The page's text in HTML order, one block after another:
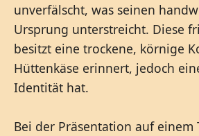
unverfälscht, was seinen
Ursprung unterstreicht. Diese
besitzt eine trockene, körnige
Hüttenkäse erinnert, jedoch
Identität hat.
Bei der Präsentation auf